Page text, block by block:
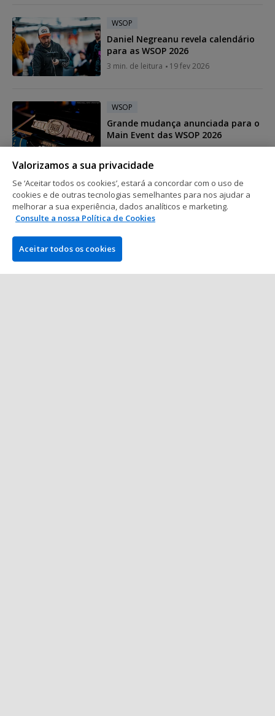
WSOP
Daniel Negreanu revela calendário
para as WSOP 2026
3 min. de leitura 19 fev 2026
WSOP
Grande mudança anunciada para o
Main Event das WSOP 2026
4 min. de leitura 17 fev 2026
WSOP
Calendário World Series of Poker
(WSOP) 2026
18 min. de leitura
Valorizamos a sua privacidade
Se ‘Aceitar todos os cookies’, estará a concordar com o uso de
cookies e de outras tecnologias semelhantes para nos ajudar a
melhorar a sua experiência, dados analíticos e marketing.
Consulte a nossa Política de Cookies
Aceitar todos os cookies